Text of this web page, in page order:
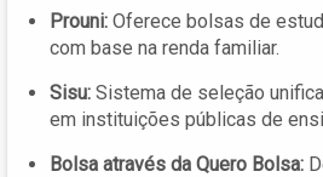
Prouni: Oferece bolsas de
com base na renda familiar.
Sisu: Sistema de seleção
em instituições públicas de
Bolsa através da Quero Bolsa: